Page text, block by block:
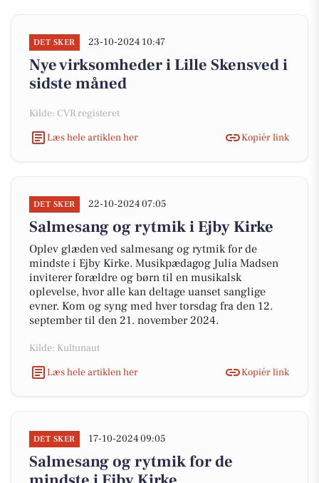
DET SKER 23-10-2024 10:47
Nye virksomheder i Lille Skensved i
sidste måned
Kilde: CVR registeret
Læs hele artiklen her
Kopiér link
DET SKER 22-10-2024 07:05
Salmesang og rytmik i Ejby Kirke
Oplev glæden ved salmesang og rytmik for de
mindste i Ejby Kirke. Musikpædagog Julia Madsen
inviterer forældre og børn til en musikalsk
oplevelse, hvor alle kan deltage uanset sanglige
evner. Kom og syng med hver torsdag fra den 12.
september til den 21. november 2024.
Kilde: Kultunaut
Læs hele artiklen her
Kopiér link
DET SKER 17-10-2024 09:05
Salmesang og rytmik for de